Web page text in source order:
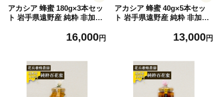
アカシア 蜂蜜 180g×3本セッ
ト 岩手県遠野産 純粋 非加熱
16,000円
アカシア 蜂蜜 40g×5本セッ
ト 岩手県遠野産 純粋 非加熱
13,000円